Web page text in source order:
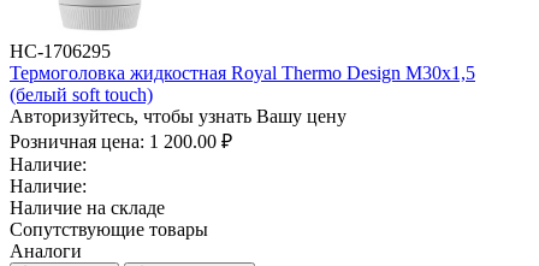
НС-1706295
Термоголовка жидкостная Royal Thermo Design М30х1,5
(белый soft touch)
Авторизуйтесь, чтобы узнать Вашу цену
Розничная цена: 1 200.00 ₽
Наличие:
Наличие:
Наличие на складе
Сопутствующие товары
Аналоги